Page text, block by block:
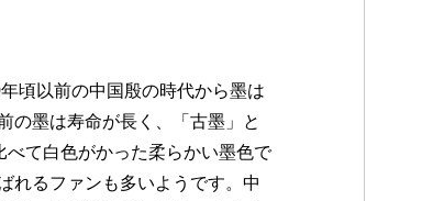
頃以前の中国殷の時代から墨は
の墨は寿命が長く、「古墨」と
て白色がかった柔らかい墨色で
れるファンも多いようです。中